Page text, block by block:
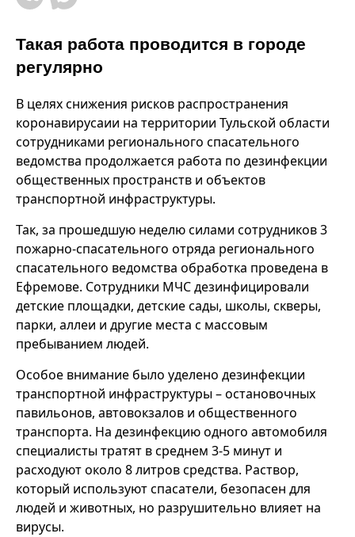
Такая работа проводится в городе
регулярно
В целях снижения рисков распространения
коронавирусаии на территории Тульской области
сотрудниками регионального спасательного
ведомства продолжается работа по дезинфекции
общественных пространств и объектов
транспортной инфраструктуры.
Так, за прошедшую неделю силами сотрудников 3
пожарно-спасательного отряда регионального
спасательного ведомства обработка проведена в
Ефремове. Сотрудники МЧС дезинфицировали
детские площадки, детские сады, школы, скверы,
парки, аллеи и другие места с массовым
пребыванием людей.
Особое внимание было уделено дезинфекции
транспортной инфраструктуры – остановочных
павильонов, автовокзалов и общественного
транспорта. На дезинфекцию одного автомобиля
специалисты тратят в среднем 3-5 минут и
расходуют около 8 литров средства. Раствор,
который используют спасатели, безопасен для
людей и животных, но разрушительно влияет на
вирусы.